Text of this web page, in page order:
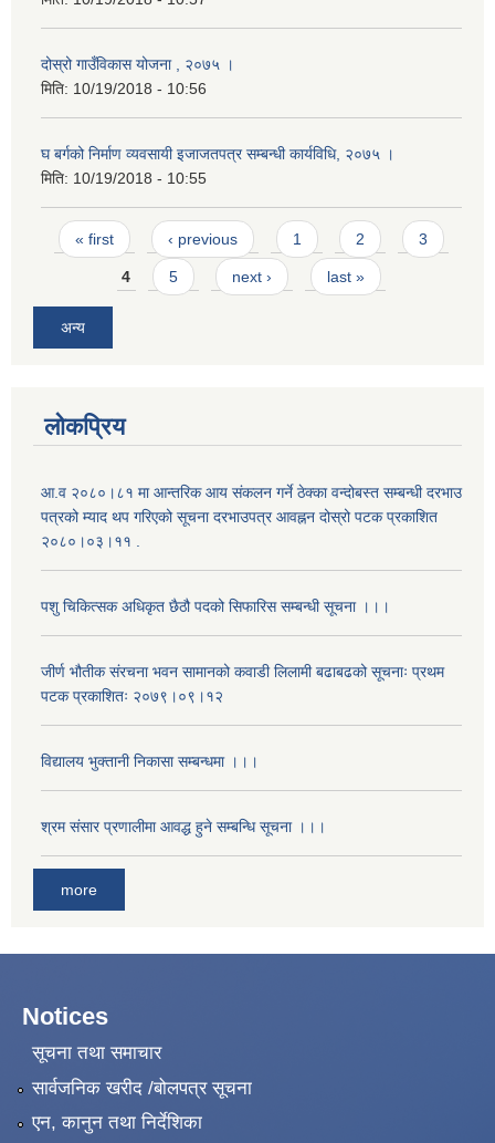
दोस्रो गाउँविकास योजना , २०७५ ।
मिति: 10/19/2018 - 10:56
घ बर्गको निर्माण व्यवसायी इजाजतपत्र सम्बन्धी कार्यविधि, २०७५ ।
मिति: 10/19/2018 - 10:55
Pages
« first ‹ previous 1 2 3
4 5 next › last »
अन्य
लोकप्रिय
आ.व २०८०।८१ मा आन्तरिक आय संकलन गर्ने ठेक्का वन्दोबस्त सम्बन्धी दरभाउ
पत्रको म्याद थप गरिएको सूचना दरभाउपत्र आवह्नन दोस्रो पटक प्रकाशित
२०८०।०३।११ .
पशु चिकित्सक अधिकृत छैठौ पदको सिफारिस सम्बन्धी सूचना ।।।
जीर्ण भौतीक संरचना भवन सामानको कवाडी लिलामी बढाबढको सूचनाः प्रथम
पटक प्रकाशितः २०७९।०९।१२
विद्यालय भुक्तानी निकासा सम्बन्धमा ।।।
श्रम संसार प्रणालीमा आवद्ध हुने सम्बन्धि सूचना ।।।
more
Notices
सूचना तथा समाचार
सार्वजनिक खरीद /बोलपत्र सूचना
एन, कानुन तथा निर्देशिका